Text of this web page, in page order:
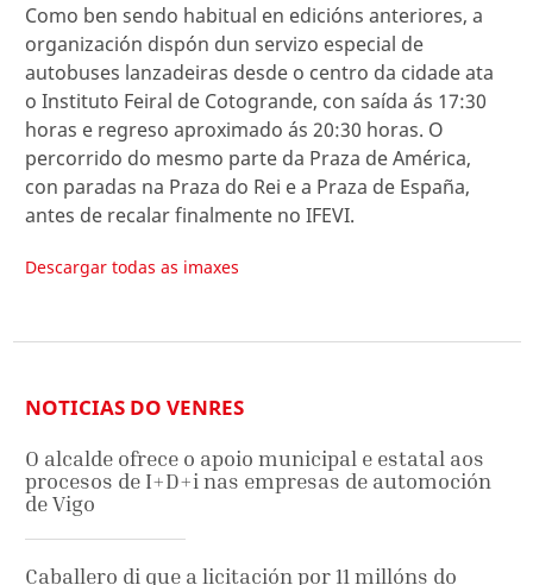
Como ben sendo habitual en edicións anteriores, a
organización dispón dun servizo especial de
autobuses lanzadeiras desde o centro da cidade ata
o Instituto Feiral de Cotogrande, con saída ás 17:30
horas e regreso aproximado ás 20:30 horas. O
percorrido do mesmo parte da Praza de América,
con paradas na Praza do Rei e a Praza de España,
antes de recalar finalmente no IFEVI.
Descargar todas as imaxes
NOTICIAS DO VENRES
O alcalde ofrece o apoio municipal e estatal aos
procesos de I+D+i nas empresas de automoción
de Vigo
Caballero di que a licitación por 11 millóns do